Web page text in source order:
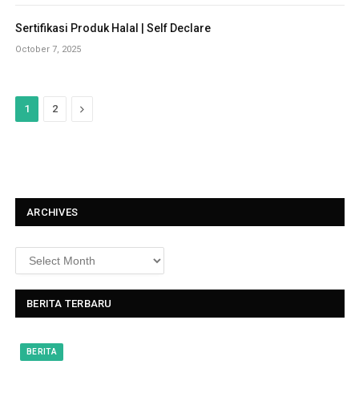
Sertifikasi Produk Halal | Self Declare
October 7, 2025
1 2
N
ARCHIVES
BERITA TERBARU
BERITA